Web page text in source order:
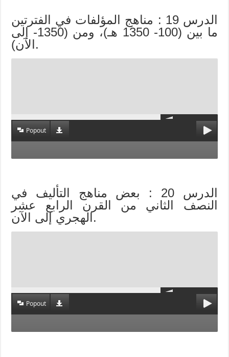
الدرس 19 : مناهج المؤلفات في الفترتين
ما بين (100- 1350 هـ)، ومن (1350- إلى
الآن).
Popout
الدرس 20 : بعض مناهج التأليف في
النصف الثاني من القرن الرابع عشر
الهجري إلى الآن.
Popout